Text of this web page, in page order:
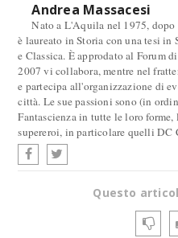
Andrea Massacesi
Nato a L'Aquila nel 1975,
è laureato in Storia con una tesi
e Classica. È approdato al Forum
2007 vi collabora, mentre nel
e partecipa all'organizzazione di
città. Le sue passioni sono (in
Fantascienza in tutte le loro
supereroi, in particolare quelli DC
Questo